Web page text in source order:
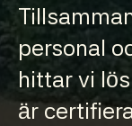
personal
hittar vi
är